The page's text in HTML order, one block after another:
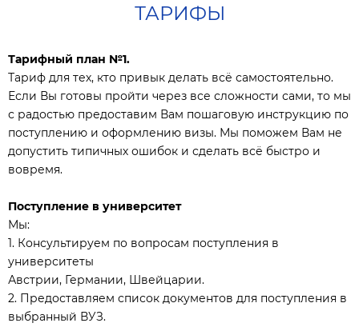
ТАРИФЫ
Тарифный план №1.
Тариф для тех, кто привык делать всё самостоятельно.
Если Вы готовы пройти через все сложности сами, то мы
с радостью предоставим Вам пошаговую инструкцию по
поступлению и оформлению визы. Мы поможем Вам не
допустить типичных ошибок и сделать всё быстро и
вовремя.
Поступление в университет
Мы:
1. Консультируем по вопросам поступления в
университеты
Австрии, Германии, Швейцарии.
2. Предоставляем список документов для поступления в
выбранный ВУЗ.